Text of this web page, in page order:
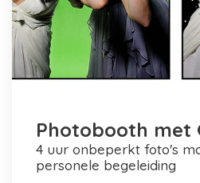
Photobooth met
4 uur onbeperkt foto's maken en printen +
personele begeleiding